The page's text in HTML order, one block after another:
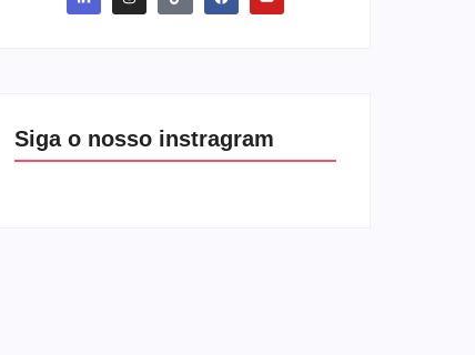
Siga o nosso instragram